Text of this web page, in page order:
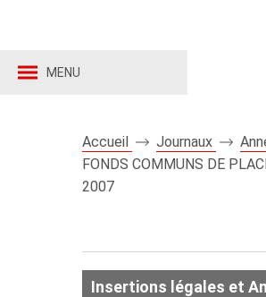
MENU
Accueil Journaux
FONDS COMMUNS DE
2007
Insertions légales et